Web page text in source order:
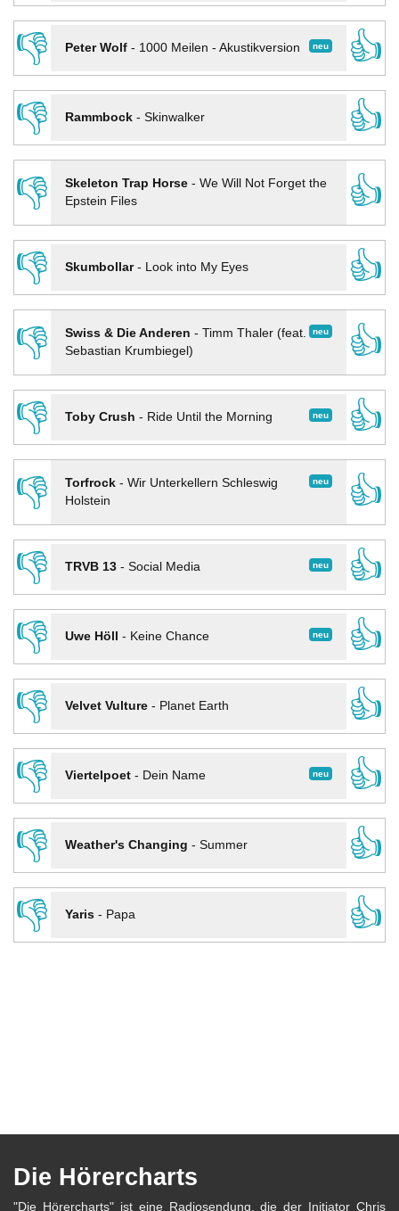
👎
neu
Peter Wolf- 1000 Meilen - Akustikversion
👍
👎
Rammbock- Skinwalker
👍
👎
Skeleton Trap Horse- We Will Not Forget the
Epstein Files
👍
👎
Skumbollar- Look into My Eyes
👍
👎
neu
Swiss & Die Anderen - Timm Thaler (feat.
Sebastian Krumbiegel)
👍
👎
neu
Toby Crush - Ride Until the Morning
👍
👎
neu
Torfrock- Wir Unterkellern Schleswig
Holstein
👍
👎
neu
TRVB 13- Social Media
👍
👎
neu
Uwe Höll - Keine Chance
👍
👎
Velvet Vulture- Planet Earth
👍
👎
neu
Viertelpoet- Dein Name
👍
👎
Weather's Changing - Summer
👍
👎
Yaris- Papa 👍
Die Hörercharts
"Die Hörercharts" ist eine Radiosendung, die der Initiator Chris